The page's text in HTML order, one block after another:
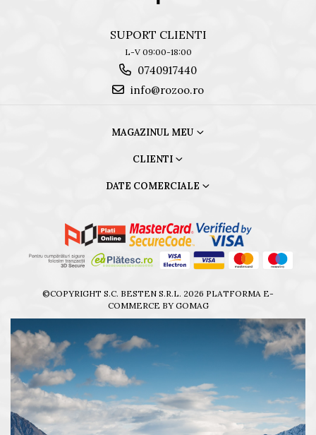
SUPORT CLIENTI
L-V 09:00-18:00
0740917440
info@rozoo.ro
MAGAZINUL MEU
CLIENTI
DATE COMERCIALE
©COPYRIGHT S.C. BESTEN S.R.L. 2026 PLATFORMA E-
COMMERCE BY GOMAG